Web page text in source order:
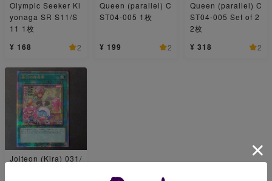
Olympic Seeker Ki
yonaga SR S11/S
11 1枚
¥ 168 2
Queen (parallel) C
ST04-005 1枚
¥ 199 2
Queen (parallel) C
ST04-005 Set of 2
2枚
¥ 318 2
Jolteon (Kira) 031/